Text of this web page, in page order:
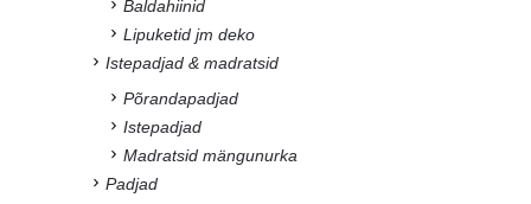
Baldahiinid
Lipuketid jm deko
Istepadjad & madratsid
Põrandapadjad
Istepadjad
Madratsid mängunurka
Padjad